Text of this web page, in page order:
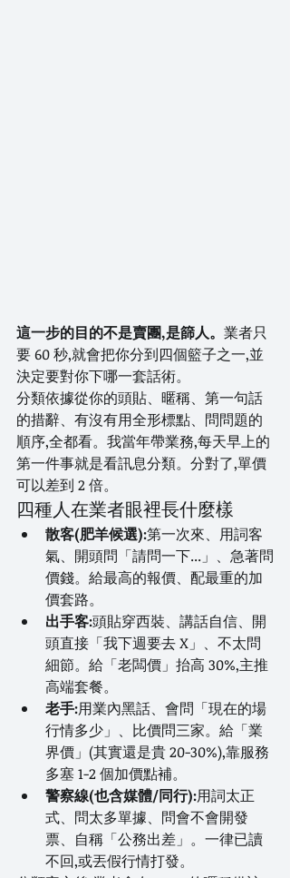
這一步的目的不是賣團,是篩人。 業者只
要 60 秒,就會把你分到四個籃子之一,並
決定要對你下哪一套話術。
分類依據從你的頭貼、暱稱、第一句話
的措辭、有沒有用全形標點、問問題的
順序,全都看。我當年帶業務,每天早上的
第一件事就是看訊息分類。分對了,單價
可以差到 2 倍。
四種人在業者眼裡長什麼樣
散客(肥羊候選):第一次來、用詞客
氣、開頭問「請問一下...」、急著問
價錢。給最高的報價、配最重的加
價套路。
出手客:頭貼穿西裝、講話自信、開
頭直接「我下週要去 X」、不太問
細節。給「老闆價」抬高 30%,主推
高端套餐。
老手:用業內黑話、會問「現在的場
行情多少」、比價問三家。給「業
界價」(其實還是貴 20-30%),靠服務
多塞 1-2 個加價點補。
警察線(也含媒體/同行):用詞太正
式、問太多單據、問會不會開發
票、自稱「公務出差」。一律已讀
不回,或丟假行情打發。